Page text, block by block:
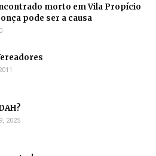
morto em Vila Propício
pode ser a causa
2025